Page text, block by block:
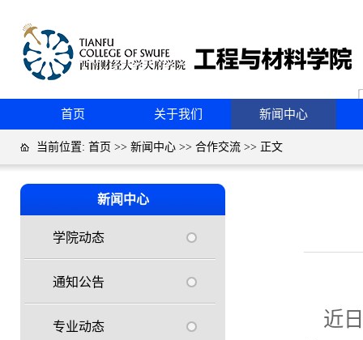
首页 关于我们 新闻中心
当前位置: 首页 >> 新闻中心 >> 合作交流 >> 正文
新闻中心
学院动态
通知公告
专业动态
近